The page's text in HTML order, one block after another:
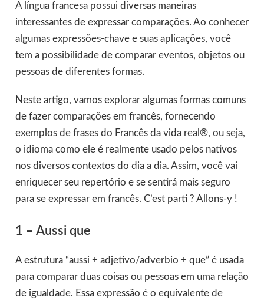
A língua francesa possui diversas maneiras
interessantes de expressar comparações. Ao conhecer
algumas expressões-chave e suas aplicações, você
tem a possibilidade de comparar eventos, objetos ou
pessoas de diferentes formas.
Neste artigo, vamos explorar algumas formas comuns
de fazer comparações em francês, fornecendo
exemplos de frases do Francês da vida real®, ou seja,
o idioma como ele é realmente usado pelos nativos
nos diversos contextos do dia a dia. Assim, você vai
enriquecer seu repertório e se sentirá mais seguro
para se expressar em francês. C’est parti ? Allons-y !
1 – Aussi que
A estrutura “aussi + adjetivo/adverbio + que” é usada
para comparar duas coisas ou pessoas em uma relação
de igualdade. Essa expressão é o equivalente de